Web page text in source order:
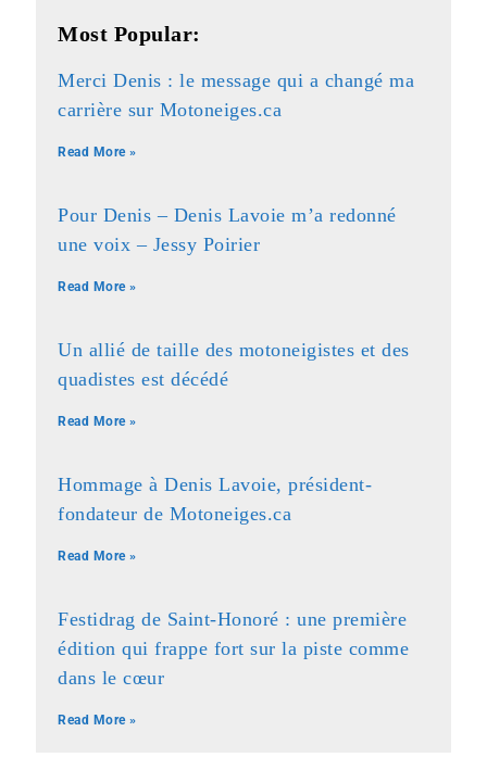
Most Popular:
Merci Denis : le message qui a changé ma
carrière sur Motoneiges.ca
Read More »
Pour Denis – Denis Lavoie m’a redonné
une voix – Jessy Poirier
Read More »
Un allié de taille des motoneigistes et des
quadistes est décédé
Read More »
Hommage à Denis Lavoie, président-
fondateur de Motoneiges.ca
Read More »
Festidrag de Saint-Honoré : une première
édition qui frappe fort sur la piste comme
dans le cœur
Read More »